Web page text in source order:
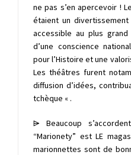
ne pas s’en apercevoir !
étaient un
accessible au plus
d’une conscience
pour l’Histoire et une
Les théâtres furent
diffusion d’idées,
tchèque « .
⩥ Beaucoup
“Marionety” est LE
marionnettes sont de